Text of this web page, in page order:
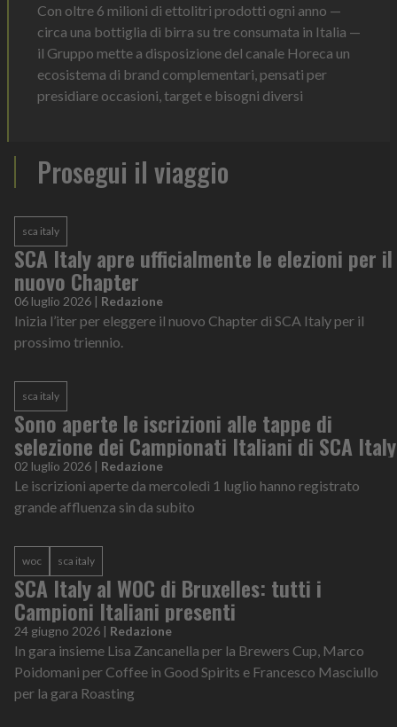
Con oltre 6 milioni di ettolitri prodotti ogni anno —
circa una bottiglia di birra su tre consumata in Italia —
il Gruppo mette a disposizione del canale Horeca un
ecosistema di brand complementari, pensati per
presidiare occasioni, target e bisogni diversi
Prosegui il viaggio
sca italy
SCA Italy apre ufficialmente le elezioni per il
nuovo Chapter
06 luglio 2026 | Redazione
Inizia l’iter per eleggere il nuovo Chapter di SCA Italy per il
prossimo triennio.
sca italy
Sono aperte le iscrizioni alle tappe di
selezione dei Campionati Italiani di SCA Italy
02 luglio 2026 | Redazione
Le iscrizioni aperte da mercoledì 1 luglio hanno registrato
grande affluenza sin da subito
woc sca italy
SCA Italy al WOC di Bruxelles: tutti i
Campioni Italiani presenti
24 giugno 2026 | Redazione
In gara insieme Lisa Zancanella per la Brewers Cup, Marco
Poidomani per Coffee in Good Spirits e Francesco Masciullo
per la gara Roasting